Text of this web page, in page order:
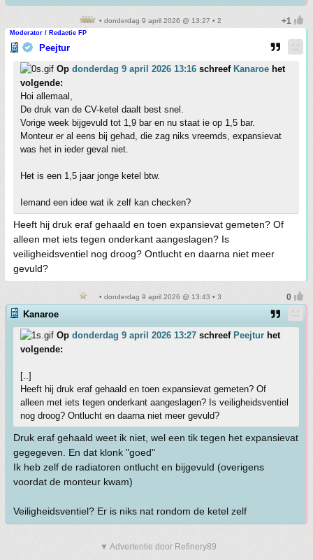
• donderdag 9 april 2026 @ 13:27 • 2
Moderator / Redactie FP
Peejtur
Op donderdag 9 april 2026 13:16 schreef Kanaroe het
volgende:
Hoi allemaal,
De druk van de CV-ketel daalt best snel.
Vorige week bijgevuld tot 1,9 bar en nu staat ie op 1,5 bar.
Monteur er al eens bij gehad, die zag niks vreemds, expansievat
was het in ieder geval niet.
Het is een 1,5 jaar jonge ketel btw.
Iemand een idee wat ik zelf kan checken?
Heeft hij druk eraf gehaald en toen expansievat gemeten? Of
alleen met iets tegen onderkant aangeslagen? Is
veiligheidsventiel nog droog? Ontlucht en daarna niet meer
gevuld?
• donderdag 9 april 2026 @ 13:43 • 3
Kanaroe
Op donderdag 9 april 2026 13:27 schreef Peejtur het
volgende:
[..]
Heeft hij druk eraf gehaald en toen expansievat gemeten? Of
alleen met iets tegen onderkant aangeslagen? Is veiligheidsventiel
nog droog? Ontlucht en daarna niet meer gevuld?
Druk eraf gehaald weet ik niet, wel een tik tegen het expansievat
gegegeven. En dat klonk "goed"
Ik heb zelf de radiatoren ontlucht en bijgevuld (overigens
voordat de monteur kwam)
Veiligheidsventiel? Er is niks nat rondom de ketel zelf
▼ Advertentie door Refinery89